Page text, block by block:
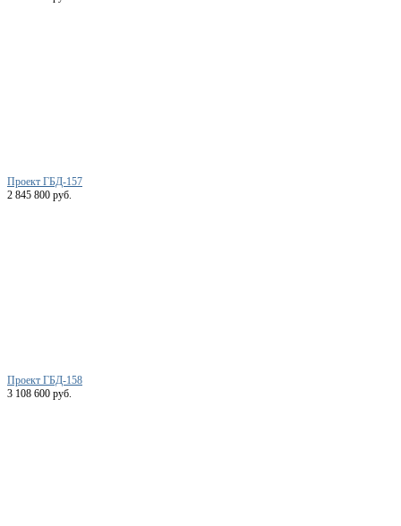
Проект ГБД-157
2 845 800 руб.
Проект ГБД-158
3 108 600 руб.